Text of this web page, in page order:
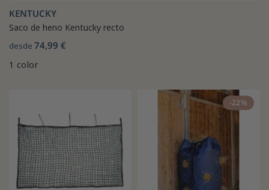
KENTUCKY
Saco de heno Kentucky recto
desde 74,99 €
1 color
-22%